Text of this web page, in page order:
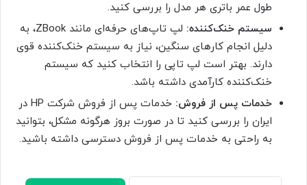
طول عمر باتری هر مدل را بررسی کنید.
سیستم خنک‌کننده:
لپ تاپ‌های حرفه‌ای مانند ZBook، به
دلیل انجام کارهای سنگین، نیاز به سیستم خنک‌کننده قوی
دارند. بهتر است لپ تاپی را انتخاب کنید که سیستم
خنک‌کننده کارآمدی داشته باشد.
خدمات پس از فروش:
خدمات پس از فروش شرکت HP در
ایران را بررسی کنید تا در صورت بروز هرگونه مشکل، بتوانید
به راحتی به خدمات پس از فروش دسترسی داشته باشید.